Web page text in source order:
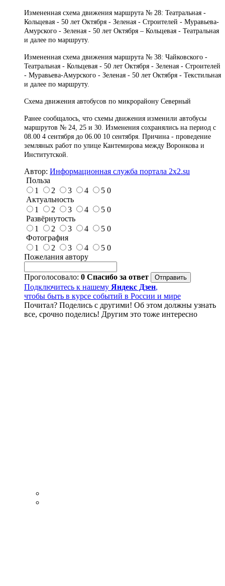
Измененная схема движения маршрута № 28: Театральная -
Кольцевая - 50 лет Октября - Зеленая - Строителей - Муравьева-
Амурского - Зеленая - 50 лет Октября – Кольцевая - Театральная
и далее по маршруту.
Измененная схема движения маршрута № 38: Чайковского -
Театральная - Кольцевая - 50 лет Октября - Зеленая - Строителей
- Муравьева-Амурского - Зеленая - 50 лет Октября - Текстильная
и далее по маршруту.
Схема движения автобусов по микрорайону Северный
Ранее сообщалось, что схемы движения изменили автобусы
маршрутов № 24, 25 и 30. Изменения сохранялись на период с
08.00 4 сентября до 06.00 10 сентября. Причина - проведение
земляных работ по улице Кантемирова между Воронкова и
Институтской.
Автор: Информационная служба портала 2x2.su
Польза
1
2 3 4 5 0
Актуальность
1
2 3 4 5 0
Развёрнутость
1
2 3 4 5 0
Фотография
1
2 3 4 5 0
Пожелания автору
Проголосовало: 0 Спасибо за ответ
Подключитесь к нашему Яндекс Дзен,
чтобы быть в курсе событий в России и мире
Почитал? Поделись с другими! Об этом должны узнать
все, срочно поделись! Другим это тоже интересно